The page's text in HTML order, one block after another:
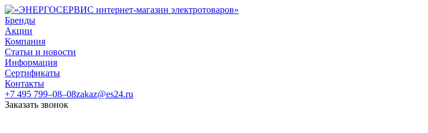
Бренды
Акции
Компания
Статьи и новости
Информация
Сертификаты
Контакты
+7 495 799–08–08zakaz@es24.ru
Заказать звонок